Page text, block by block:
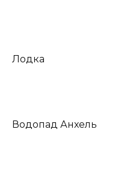
Лодка
Водопад Анхель